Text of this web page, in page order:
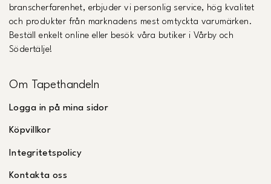
branscherfarenhet, erbjuder vi personlig service, hög kvalitet
och produkter från marknadens mest omtyckta varumärken.
Beställ enkelt online eller besök våra butiker i Vårby och
Södertälje!
Om Tapethandeln
Logga in på mina sidor
Köpvillkor
Integritetspolicy
Kontakta oss